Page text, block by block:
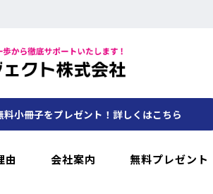
小冊子をプレゼント！詳しくはこちら
由 会社案内 無料プレゼント